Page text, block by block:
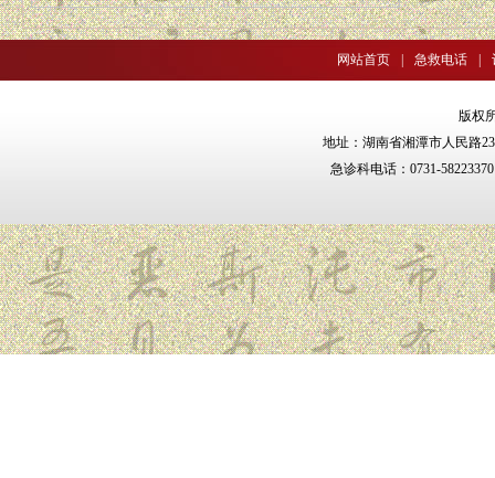
网站首页 急救电话
版权
地址：湖南省湘潭市人民路
急诊科电话：0731-